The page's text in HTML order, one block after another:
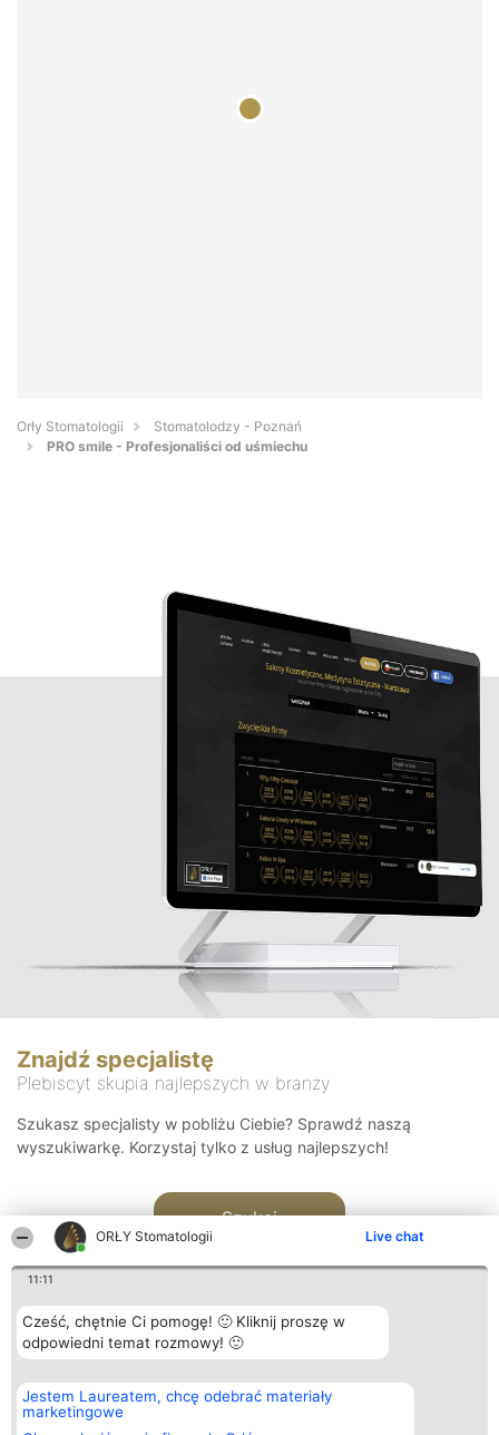
ORŁY Stomatologii Live chat
11:11
Cześć, chętnie Ci pomogę! 🙂 Kliknij proszę w
odpowiedni temat rozmowy! 🙂
Jestem Laureatem, chcę odebrać materiały
marketingowe
Orły Stomatologii
Stomatolodzy - Poznań
PRO smile - Profesjonaliści od uśmiechu
Znajdź specjalistę
Plebiscyt skupia najlepszych w branży
Szukasz specjalisty w pobliżu Ciebie? Sprawdź naszą
wyszukiwarkę. Korzystaj tylko z usług najlepszych!
Szukaj
Organizator plebiscytu
Bright Side Solutions sp. z o.
o. sp. k.
ul. Ruska 22
Plebiscyt
Laureaci
wszystkich
Kontakt
Kontakt